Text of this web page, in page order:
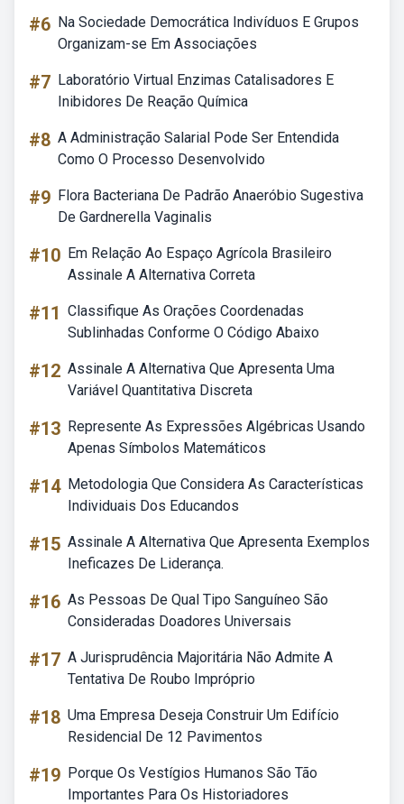
#6 Na Sociedade Democrática Indivíduos E Grupos
Organizam-se Em Associações
#7 Laboratório Virtual Enzimas Catalisadores E
Inibidores De Reação Química
#8 A Administração Salarial Pode Ser Entendida
Como O Processo Desenvolvido
#9 Flora Bacteriana De Padrão Anaeróbio Sugestiva
De Gardnerella Vaginalis
#10 Em Relação Ao Espaço Agrícola Brasileiro
Assinale A Alternativa Correta
#11 Classifique As Orações Coordenadas
Sublinhadas Conforme O Código Abaixo
#12 Assinale A Alternativa Que Apresenta Uma
Variável Quantitativa Discreta
#13 Represente As Expressões Algébricas Usando
Apenas Símbolos Matemáticos
#14 Metodologia Que Considera As Características
Individuais Dos Educandos
#15 Assinale A Alternativa Que Apresenta Exemplos
Ineficazes De Liderança.
#16 As Pessoas De Qual Tipo Sanguíneo São
Consideradas Doadores Universais
#17 A Jurisprudência Majoritária Não Admite A
Tentativa De Roubo Impróprio
#18 Uma Empresa Deseja Construir Um Edifício
Residencial De 12 Pavimentos
#19 Porque Os Vestígios Humanos São Tão
Importantes Para Os Historiadores